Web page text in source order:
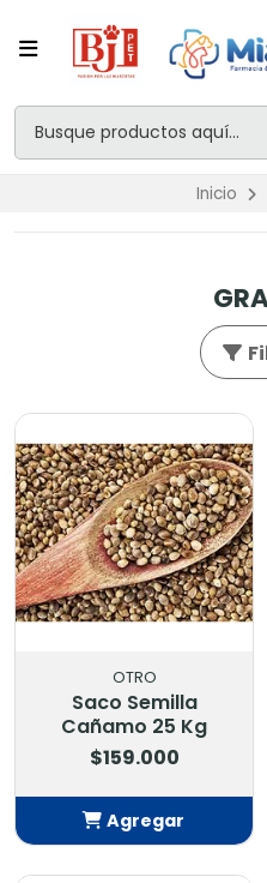
Inicio
OTRO
Saco Semilla
Cañamo 25 Kg
$159.000
Agregar
Añadido